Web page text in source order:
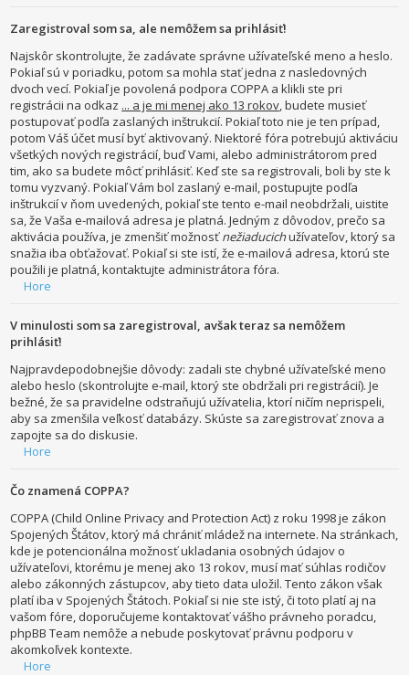
Zaregistroval som sa, ale nemôžem sa prihlásiť!
Najskôr skontrolujte, že zadávate správne užívateľské meno a heslo.
Pokiaľ sú v poriadku, potom sa mohla stať jedna z nasledovných
dvoch vecí. Pokiaľ je povolená podpora COPPA a klikli ste pri
registrácii na odkaz ... a je mi menej ako 13 rokov, budete musieť
postupovať podľa zaslaných inštrukcií. Pokiaľ toto nie je ten prípad,
potom Váš účet musí byť aktivovaný. Niektoré fóra potrebujú aktiváciu
všetkých nových registrácií, buď Vami, alebo administrátorom pred
tim, ako sa budete môcť prihlásiť. Keď ste sa registrovali, boli by ste k
tomu vyzvaný. Pokiaľ Vám bol zaslaný e-mail, postupujte podľa
inštrukcií v ňom uvedených, pokiaľ ste tento e-mail neobdržali, uistite
sa, že Vaša e-mailová adresa je platná. Jedným z dôvodov, prečo sa
aktivácia používa, je zmenšiť možnosťnežiaducichužívateľov, ktorý sa
snažia iba obťažovať. Pokiaľ si ste istí, že e-mailová adresa, ktorú ste
použili je platná, kontaktujte administrátora fóra.
Hore
V minulosti som sa zaregistroval, avšak teraz sa nemôžem
prihlásiť!
Najpravdepodobnejšie dôvody: zadali ste chybné užívateľské meno
alebo heslo (skontrolujte e-mail, ktorý ste obdržali pri registrácií). Je
bežné, že sa pravidelne odstraňujú užívatelia, ktorí ničím neprispeli,
aby sa zmenšila veľkosť databázy. Skúste sa zaregistrovať znova a
zapojte sa do diskusie.
Hore
Čo znamená COPPA?
COPPA (Child Online Privacy and Protection Act) z roku 1998 je zákon
Spojených Štátov, ktorý má chrániť mládež na internete. Na stránkach,
kde je potencionálna možnosť ukladania osobných údajov o
užívateľovi, ktorému je menej ako 13 rokov, musí mať súhlas rodičov
alebo zákonných zástupcov, aby tieto data uložil. Tento zákon však
platí iba v Spojených Štátoch. Pokiaľ si nie ste istý, či toto platí aj na
vašom fóre, doporučujeme kontaktovať vášho právneho poradcu,
phpBB Team nemôže a nebude poskytovať právnu podporu v
akomkoľvek kontexte.
Hore